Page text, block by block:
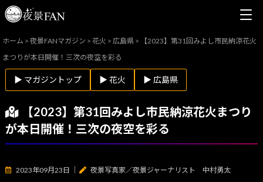
ホーム >夜景FANマガジン >花火 >広島県 >
【2023】第31回みよし市民納涼花火
まつりが本日開催！三次の夜空を彩る
▶ マガジントップ ▶ 花火 ▶ 広島県
【2023】第31回みよし市民納涼花火まつり
が本日開催！三次の夜空を彩る
2023年09月23日 夜景写真家／夜景ジャーナリスト 中村勇太